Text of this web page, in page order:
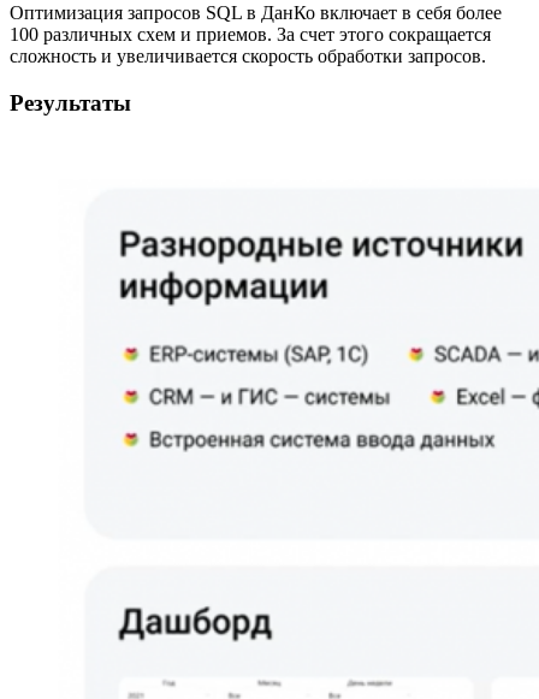
Оптимизация запросов SQL в ДанКо включает в себя более
100 различных схем и приемов. За счет этого сокращается
сложность и увеличивается скорость обработки запросов.
Результаты